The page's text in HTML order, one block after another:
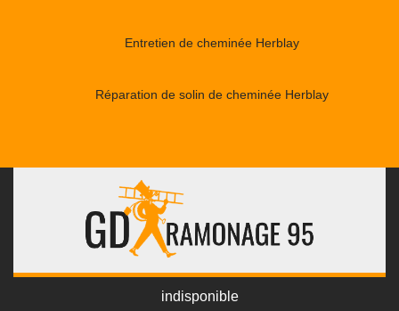
Entretien de cheminée Herblay
Réparation de solin de cheminée Herblay
indisponible